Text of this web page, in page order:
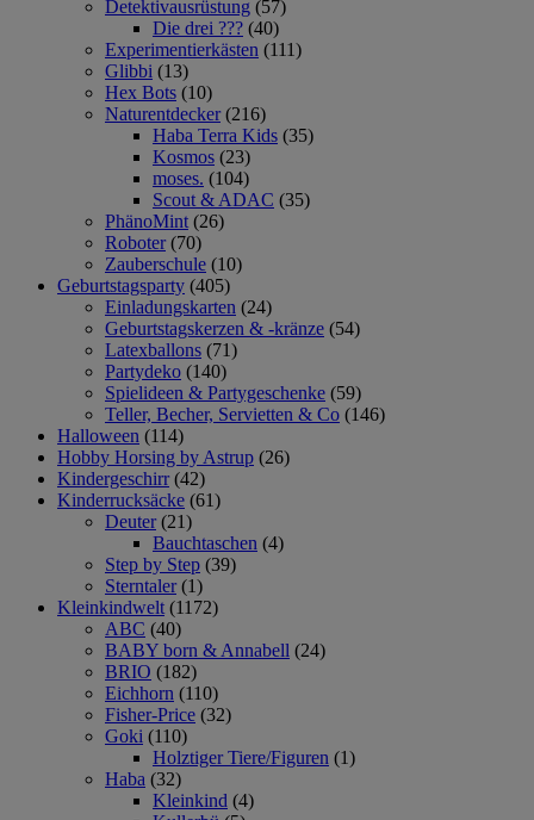
Detektivausrüstung (57)
Die drei ??? (40)
Experimentierkästen (111)
Glibbi (13)
Hex Bots (10)
Naturentdecker (216)
Haba Terra Kids (35)
Kosmos (23)
moses. (104)
Scout & ADAC (35)
PhänoMint (26)
Roboter (70)
Zauberschule (10)
Geburtstagsparty (405)
Einladungskarten (24)
Geburtstagskerzen & -kränze (54)
Latexballons (71)
Partydeko (140)
Spielideen & Partygeschenke (59)
Teller, Becher, Servietten & Co (146)
Halloween (114)
Hobby Horsing by Astrup (26)
Kindergeschirr (42)
Kinderrucksäcke (61)
Deuter (21)
Bauchtaschen (4)
Step by Step (39)
Sterntaler (1)
Kleinkindwelt (1172)
ABC (40)
BABY born & Annabell (24)
BRIO (182)
Eichhorn (110)
Fisher-Price (32)
Goki (110)
Holztiger Tiere/Figuren (1)
Haba (32)
Kleinkind (4)